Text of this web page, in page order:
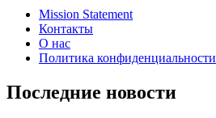
Mission Statement
Контакты
О нас
Политика конфиденциальности
Последние новости